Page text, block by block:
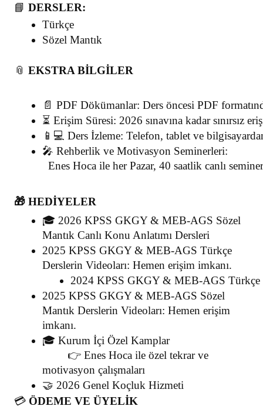
📘 DERSLER:
Türkçe
Sözel Mantık
📎 EKSTRA BİLGİLER
📄 PDF Dökümanlar: Ders öncesi PDF
⏳ Erişim Süresi: 2026 sınavına kadar sınırsız
📱💻 Ders İzleme: Telefon, tablet ve
🎤 Rehberlik ve Motivasyon Seminerleri:
Enes Hoca ile her Pazar, 40 saatlik canlı
🎁 HEDİYELER
🎓 2026 KPSS GKGY & MEB-AGS Sözel
Mantık Canlı Konu Anlatımı Dersleri
2025 KPSS GKGY & MEB-AGS Türkçe
Derslerin Videoları: Hemen erişim imkanı.
2024 KPSS GKGY & MEB-AGS Türkçe
2025 KPSS GKGY & MEB-AGS Sözel
Mantık Derslerin Videoları: Hemen erişim
imkanı.
🎓 Kurum İçi Özel Kamplar
motivasyon çalışmaları
🤝 2026 Genel Koçluk Hizmeti
💳 ÖDEME VE ÜYELİK